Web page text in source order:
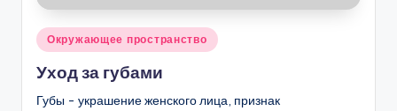
Опубликовано
Окружающее пространство
Уход за губами
Губы - украшение женского лица, признак